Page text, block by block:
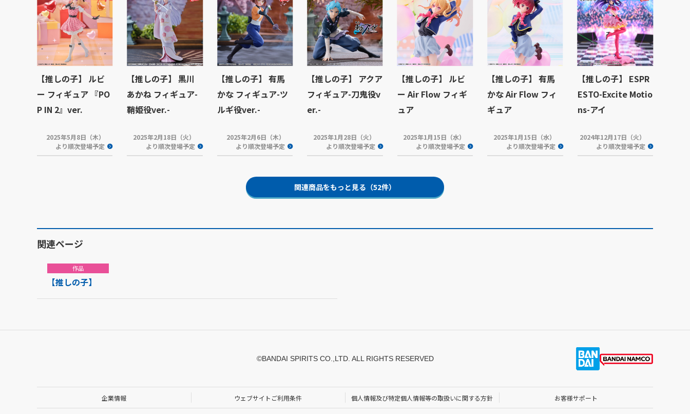
【推しの子】 ルビ
ー フィギュア 『PO
P IN 2』ver.
2025年5月8日（木）
より順次登場予定
【推しの子】 黒川
あかね フィギュア-
鞘姫役ver.-
2025年2月18日（火）
より順次登場予定
【推しの子】 有馬
かな フィギュア-ツ
ルギ役ver.-
2025年2月6日（木）
より順次登場予定
【推しの子】 アクア
フィギュア-刀鬼役v
er.-
2025年1月28日（火）
より順次登場予定
【推しの子】 ルビ
ー Air Flow フィギ
ュア
2025年1月15日（水）
より順次登場予定
【推しの子】 有馬
かな Air Flow フィ
ギュア
2025年1月15日（水）
より順次登場予定
【推しの子】 ESPR
ESTO-Excite Motio
ns-アイ
2024年12月17日（火）
より順次登場予定
関連商品をもっと見る（52件）
関連ページ
作品
【推しの子】
©BANDAI SPIRITS CO.,LTD. ALL RIGHTS RESERVED
企業情報 ウェブサイトご利用条件 個人情報及び特定個人情報等の取扱いに関する方針 お客様サポート